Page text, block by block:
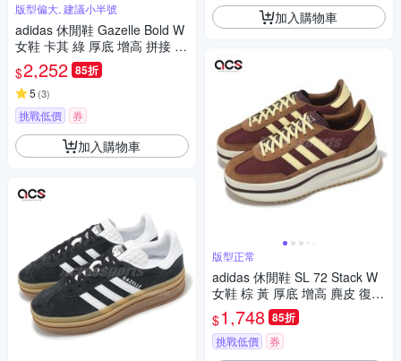
版型偏大, 建議小半號
adidas 休閒鞋 Gazelle Bold W
女鞋 卡其 綠 厚底 增高 拼接 復
古 麂皮 膠底 愛迪達 ID7056
$2,252 85折
5 (3)
挑戰低價 券
加入購物車
加入購物車
版型正常
adidas 休閒鞋 SL 72 Stack W
女鞋 棕 黃 厚底 增高 麂皮 復古
愛迪達 JQ6420
$1,748 85折
挑戰低價 券